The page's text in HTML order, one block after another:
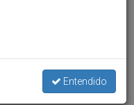
Entendido